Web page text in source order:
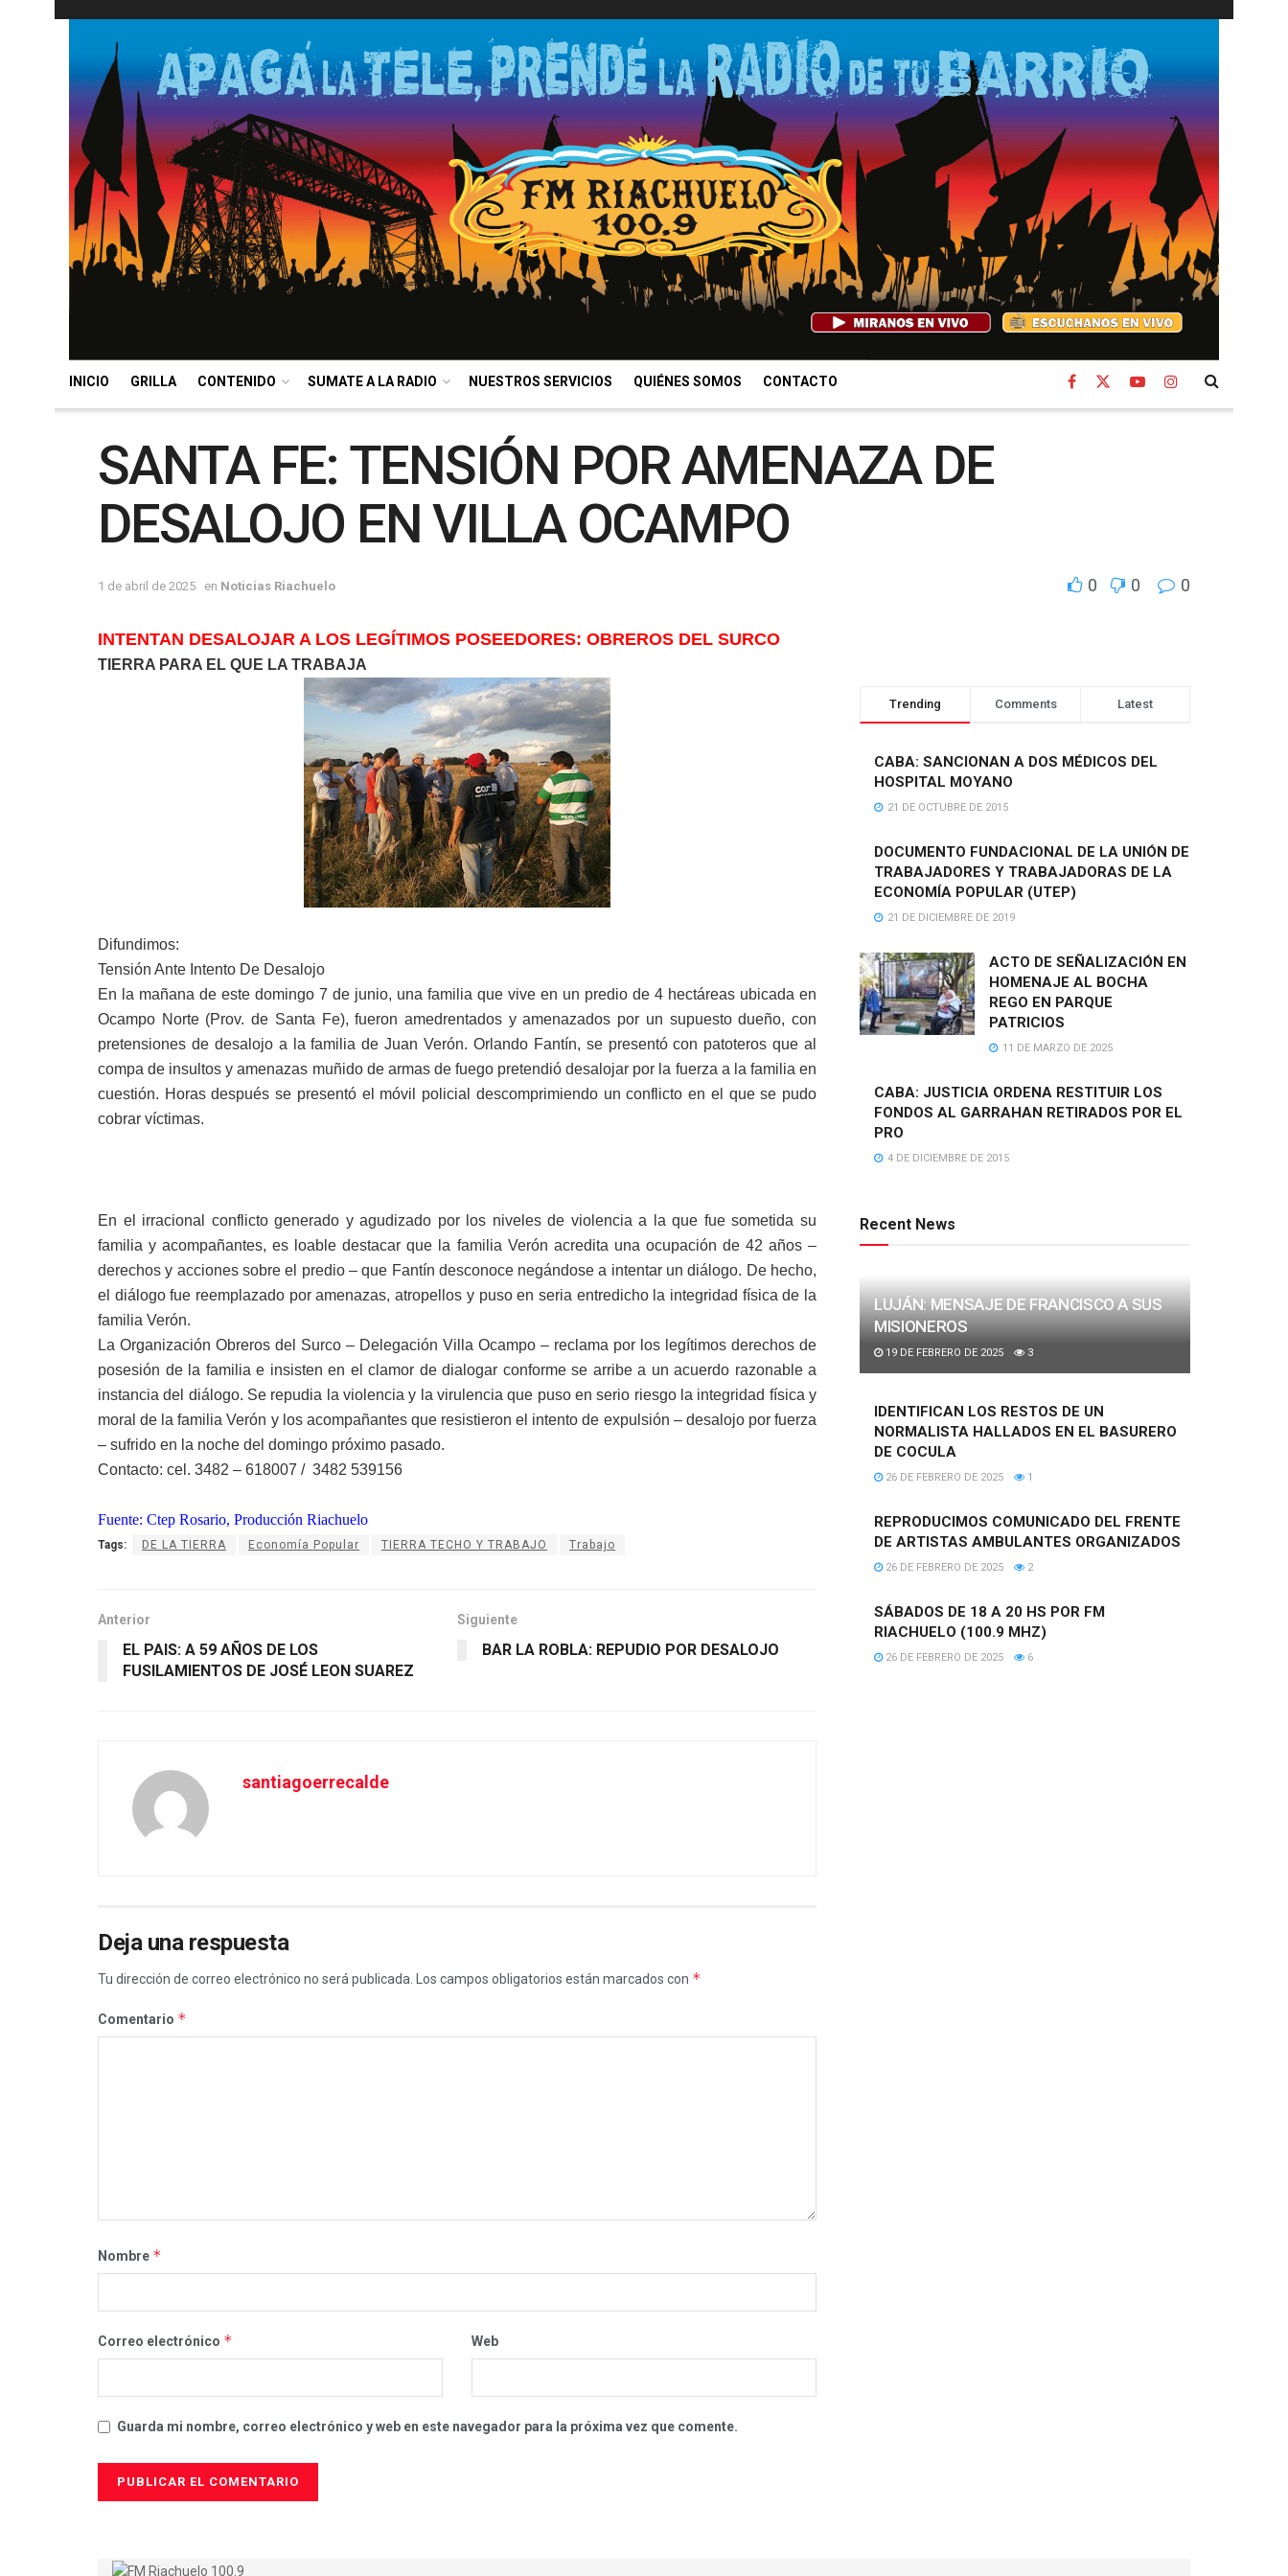
INICIO GRILLA CONTENIDO SUMATE A LA RADIO NUESTROS SERVICIOS QUIÉNES SOMOS CONTACTO
SANTA FE: TENSIÓN POR AMENAZA DE
DESALOJO EN VILLA OCAMPO
1 de abril de 2025 en Noticias Riachuelo 0 0 0
INTENTAN DESALOJAR A LOS LEGÍTIMOS POSEEDORES: OBREROS DEL SURCO
TIERRA PARA EL QUE LA TRABAJA
Difundimos:
Tensión Ante Intento De Desalojo
En la mañana de este domingo 7 de junio, una familia que vive en un predio de 4 hectáreas ubicada en
Ocampo Norte (Prov. de Santa Fe), fueron amedrentados y amenazados por un supuesto dueño, con
pretensiones de desalojo a la familia de Juan Verón. Orlando Fantín, se presentó con patoteros que al
compa de insultos y amenazas muñido de armas de fuego pretendió desalojar por la fuerza a la familia en
cuestión. Horas después se presentó el móvil policial descomprimiendo un conflicto en el que se pudo
cobrar víctimas.
En el irracional conflicto generado y agudizado por los niveles de violencia a la que fue sometida su
familia y acompañantes, es loable destacar que la familia Verón acredita una ocupación de 42 años –
derechos y acciones sobre el predio – que Fantín desconoce negándose a intentar un diálogo. De hecho,
el diálogo fue reemplazado por amenazas, atropellos y puso en seria entredicho la integridad física de la
familia Verón.
La Organización Obreros del Surco – Delegación Villa Ocampo – reclama por los legítimos derechos de
posesión de la familia e insisten en el clamor de dialogar conforme se arribe a un acuerdo razonable a
instancia del diálogo. Se repudia la violencia y la virulencia que puso en serio riesgo la integridad física y
moral de la familia Verón y los acompañantes que resistieron el intento de expulsión – desalojo por fuerza
– sufrido en la noche del domingo próximo pasado.
Contacto: cel. 3482 – 618007 / 3482 539156
Fuente: Ctep Rosario, Producción Riachuelo
Tags: DE LA TIERRA Economía Popular TIERRA TECHO Y TRABAJO Trabajo
Anterior
EL PAIS: A 59 AÑOS DE LOS
FUSILAMIENTOS DE JOSÉ LEON SUAREZ
Siguiente
BAR LA ROBLA: REPUDIO POR DESALOJO
santiagoerrecalde
Deja una respuesta
Tu dirección de correo electrónico no será publicada. Los campos obligatorios están marcados con *
Comentario *
Nombre *
Correo electrónico * Web
Guarda mi nombre, correo electrónico y web en este navegador para la próxima vez que comente.
Trending Comments Latest
CABA: SANCIONAN A DOS MÉDICOS DEL
HOSPITAL MOYANO
21 DE OCTUBRE DE 2015
DOCUMENTO FUNDACIONAL DE LA UNIÓN DE
TRABAJADORES Y TRABAJADORAS DE LA
ECONOMÍA POPULAR (UTEP)
21 DE DICIEMBRE DE 2019
ACTO DE SEÑALIZACIÓN EN
HOMENAJE AL BOCHA
REGO EN PARQUE
PATRICIOS
11 DE MARZO DE 2025
CABA: JUSTICIA ORDENA RESTITUIR LOS
FONDOS AL GARRAHAN RETIRADOS POR EL
PRO
4 DE DICIEMBRE DE 2015
Recent News
LUJÁN: MENSAJE DE FRANCISCO A SUS
MISIONEROS
19 DE FEBRERO DE 2025 3
IDENTIFICAN LOS RESTOS DE UN
NORMALISTA HALLADOS EN EL BASURERO
DE COCULA
26 DE FEBRERO DE 2025 1
REPRODUCIMOS COMUNICADO DEL FRENTE
DE ARTISTAS AMBULANTES ORGANIZADOS
26 DE FEBRERO DE 2025 2
SÁBADOS DE 18 A 20 HS POR FM
RIACHUELO (100.9 MHZ)
26 DE FEBRERO DE 2025 6